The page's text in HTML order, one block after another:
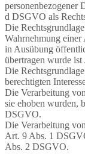
personenbezogener
d DSGVO als
Die
Wahrnehmung
in Ausübung
übertragen wurde
Die
berechtigten
Die Verarbeitung
sie ehoben wurden,
DSGVO.
Die Verarbeitung
Art. 9 Abs. 1
Abs. 2 DSGVO.